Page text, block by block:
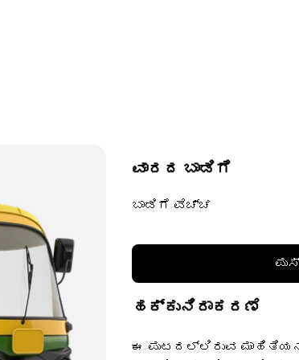
ವಾರದ ಬಾಡಿಗೆ
ಬಾಡಿಗೆ ವೆಚ್ಚ
ಹಕ್ಕುನಿರಾಕರಣೆ
ಈ ಪುಟದಲ್ಲಿರುವ